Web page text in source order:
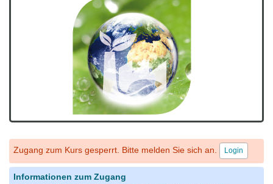
Zugang zum Kurs gesperrt. Bitte melden Sie sich an. Login
Informationen zum Zugang